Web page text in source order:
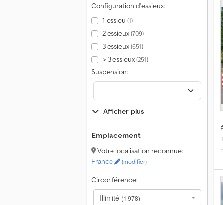
Configuration d'essieux:
1 essieu (1)
2 essieux(709)
3 essieux(651)
> 3 essieux(251)
Suspension:
Afficher plus
Emplacement
Votre localisation reconnue:
France
(modifier)
Circonférence:
Illimité (1 978)